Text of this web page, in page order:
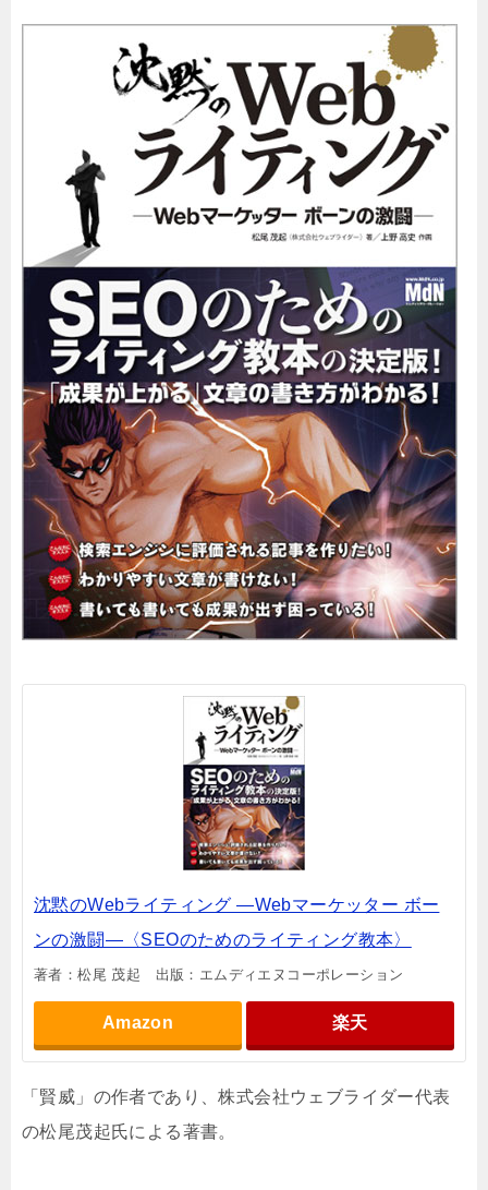
沈黙のWebライティング ―Webマーケッター ボー
ンの激闘―〈SEOのためのライティング教本〉
著者：松尾 茂起 出版：エムディエヌコーポレーション
Amazon 楽天
「賢威」の作者であり、株式会社ウェブライダー代表
の松尾茂起氏による著書。